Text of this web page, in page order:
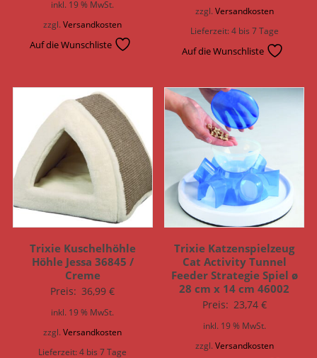
inkl. 19 % MwSt.
zzgl.Versandkosten
Auf die Wunschliste
zzgl. Versandkosten
Lieferzeit:4 bis 7 Tage
Auf die Wunschliste
Trixie Kuschelhöhle
Höhle Jessa 36845 /
Creme
Preis: 36,99€
inkl. 19 % MwSt.
zzgl.Versandkosten
Lieferzeit:4 bis 7 Tage
Trixie Katzenspielzeug
Cat Activity Tunnel
Feeder Strategie Spiel ø
28 cm x 14 cm 46002
Preis: 23,74 €
inkl. 19 % MwSt.
zzgl. Versandkosten